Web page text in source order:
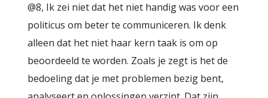
@8, Ik zei niet dat het niet handig was voor een
politicus om beter te communiceren. Ik denk
alleen dat het niet haar kern taak is om op
beoordeeld te worden. Zoals je zegt is het de
bedoeling dat je met problemen bezig bent,